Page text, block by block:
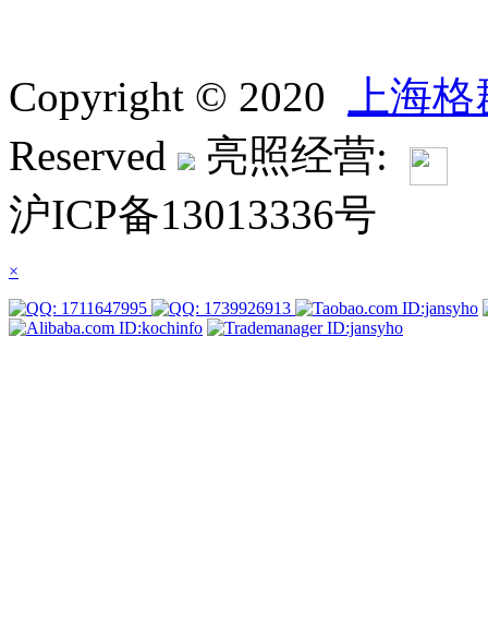
Copyright © 2020
上海
Reserved
亮照经营:
沪ICP备13013336号
×